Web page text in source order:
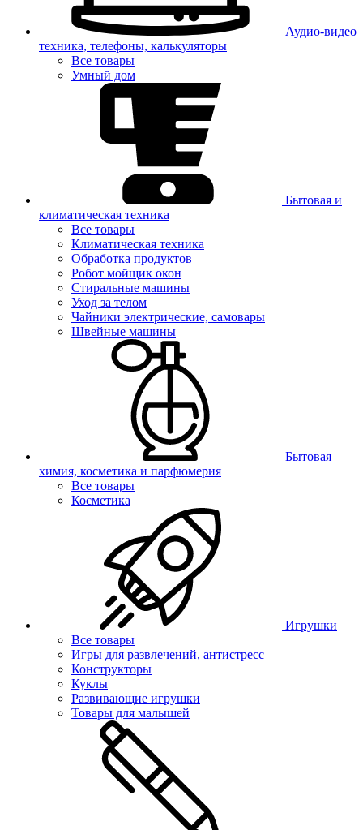
Аудио-видео
техника, телефоны, калькуляторы
Все товары
Умный дом
Бытовая и
климатическая техника
Все товары
Климатическая техника
Обработка продуктов
Робот мойщик окон
Стиральные машины
Уход за телом
Чайники электрические, самовары
Швейные машины
Бытовая
химия, косметика и парфюмерия
Все товары
Косметика
Игрушки
Все товары
Игры для развлечений, антистресс
Конструкторы
Куклы
Развивающие игрушки
Товары для малышей